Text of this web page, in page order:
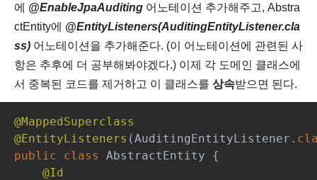
에 @EnableJpaAuditing 어노테이션 추가해주고, Abstra
ctEntity에 @EntityListeners(AuditingEntityListener.cla
ss) 어노테이션을 추가해준다. (이 어노테이션에 관련된 사
항은 추후에 더 공부해봐야겠다.) 이제 각 도메인 클래스에
서 중복된 코드를 제거하고 이 클래스를 상속받으면 된다.
@MappedSuperclass
@EntityListeners (AuditingEntityListener.
public class AbstractEntity {
@Id